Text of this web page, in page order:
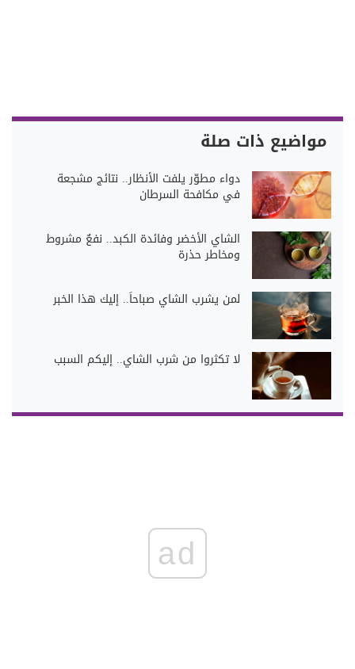
مواضيع ذات صلة
دواء مطوّر يلفت الأنظار.. نتائج مشجعة
في مكافحة السرطان
الشاي الأخضر وفائدة الكبد.. نفعٌ مشروط
ومخاطر حذرة
لمن يشرب الشاي صباحاً.. إليك هذا الخبر
لا تكثروا من شرب الشاي.. إليكم السبب
ad